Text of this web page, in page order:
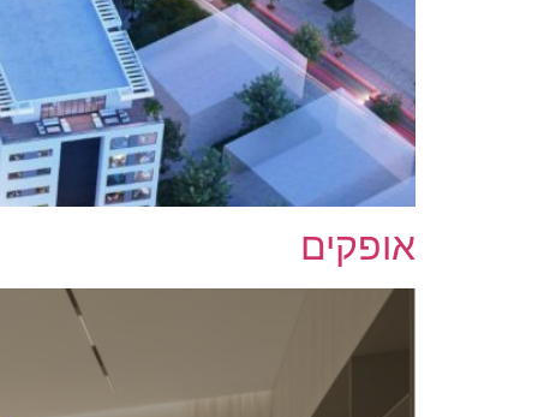
אופקים